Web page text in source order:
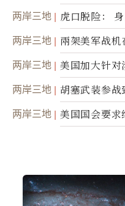
两岸三地 虎口脱险：
两岸三地
兩架美军战
踪
两岸三地
美国加大针对
民权力度
两岸三地
胡塞武装参战
面入侵的可能
两岸三地 美国国会要